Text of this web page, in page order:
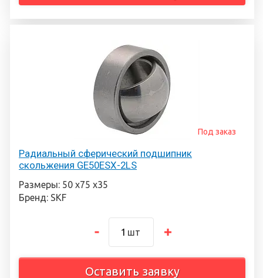
Радиальный сферический подшипник
скольжения GE50ESX-2LS
Под заказ
Размеры: 50 х75 х35
Бренд: SKF
шт
Оставить заявку